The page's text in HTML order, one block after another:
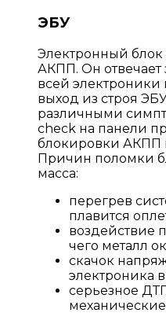
ЭБУ
Электронный блок
АКПП. Он отвечает
всей электроники
выход из строя
различными
check на панели
блокировки АКПП
Причин поломки
масса:
перегрев
плавится
воздействие
чего металл
скачок
электроника
серьезное